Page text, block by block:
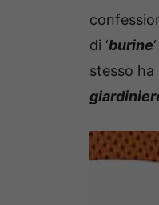
di ‘burine
stesso